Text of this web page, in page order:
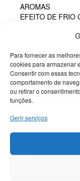
Para fornecer as
cookies para armazenar
Consentir com essas
comportamento de
ou retirar o
funções.
Gerir serviços
AROMAS
EFEITO DE FRIO
PROTEÇÃO
SEM LÁTEX
TODOS OS
TODOS OS
SM & BONDAGE
Termos e Condições